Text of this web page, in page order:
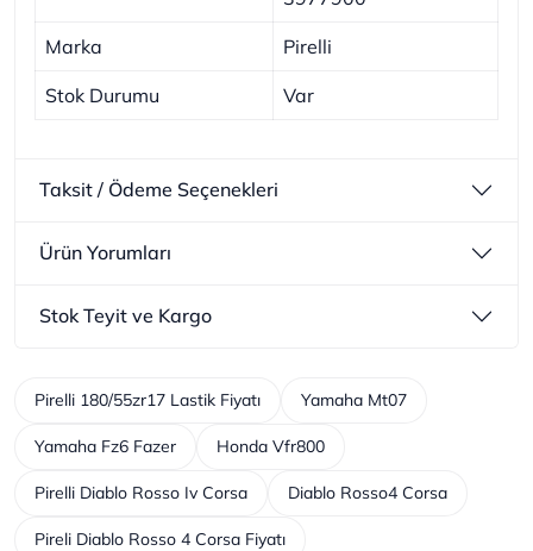
Marka Pirelli
Stok Durumu Var
Taksit / Ödeme Seçenekleri
Ürün Yorumları
Stok Teyit ve Kargo
Pirelli 180/55zr17 Lastik Fiyatı Yamaha Mt07
Yamaha Fz6 Fazer Honda Vfr800
Pirelli Diablo Rosso Iv Corsa Diablo Rosso4 Corsa
Pireli Diablo Rosso 4 Corsa Fiyatı